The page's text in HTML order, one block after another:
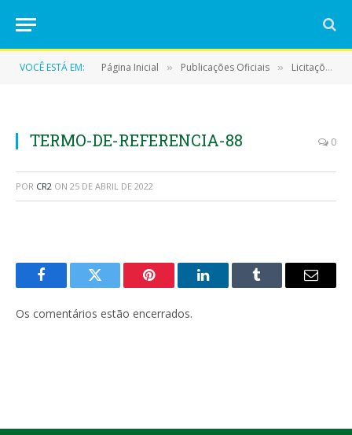
VOCÊ ESTÁ EM: Página Inicial » Publicações Oficiais » Licitações
TERMO-DE-REFERENCIA-88 0
POR CR2 ON 25 DE ABRIL DE 2022
FacebookTwitter Pinterest LinkedInTumblr
E-
Os comentários estão encerrados.